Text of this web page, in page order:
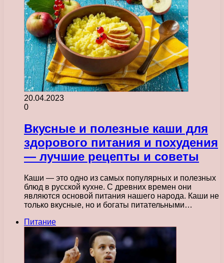
20.04.2023
0
Вкусные и полезные каши для
здорового питания и похудения
— лучшие рецепты и советы
Каши — это одно из самых популярных и полезных
блюд в русской кухне. С древних времен они
являются основой питания нашего народа. Каши не
только вкусные, но и богаты питательными…
Питание